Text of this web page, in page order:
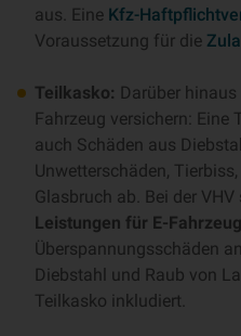
aus. Eine Kfz-
Voraussetzung für die
Teilkasko: Darüber
Fahrzeug versichern: Eine
auch Schäden aus
Unwetterschäden,
Glasbruch ab. Bei der
Leistungen für E-
Überspannungsschäden
Diebstahl und Raub von
Teilkasko inkludiert.